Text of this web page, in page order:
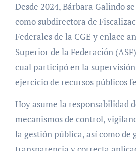
Desde 2024, Bárbara Galindo
como subdirectora de
Federales de la CGE y enlace
Superior de la Federación
cual participó en la
ejercicio de recursos públicos
Hoy asume la responsabilidad
mecanismos de control,
la gestión pública, así como de